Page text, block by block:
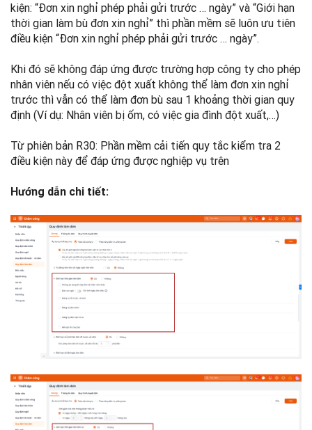
kiện: “Đơn xin nghỉ phép phải gửi trước … ngày” và “Giới hạn
thời gian làm bù đơn xin nghỉ” thì phần mềm sẽ luôn ưu tiên
điều kiện “Đơn xin nghỉ phép phải gửi trước … ngày”.
Khi đó sẽ không đáp ứng được trường hợp công ty cho phép
nhân viên nếu có việc đột xuất không thể làm đơn xin nghỉ
trước thì vẫn có thể làm đơn bù sau 1 khoảng thời gian quy
định (Ví dụ: Nhân viên bị ốm, có việc gia đình đột xuất,…)
Từ phiên bản R30: Phần mềm cải tiến quy tắc kiểm tra 2
điều kiện này để đáp ứng được nghiệp vụ trên
Hướng dẫn chi tiết: